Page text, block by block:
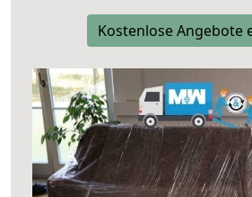
Kostenlose Angebote